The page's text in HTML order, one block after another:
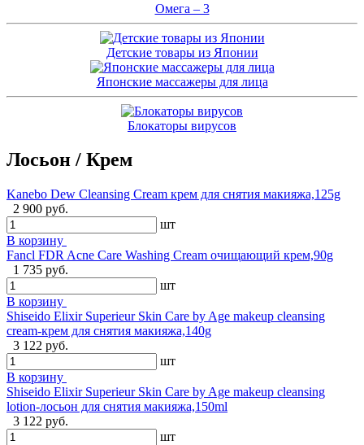
Омега – 3
Детские товары из Японии
Японские массажеры для лица
Блокаторы вирусов
Лосьон / Крем
Kanebo Dew Cleansing Cream крем для снятия макияжа,125g
2 900 руб.
шт
В корзину
Fancl FDR Acne Care Washing Cream очищающий крем,90g
1 735 руб.
шт
В корзину
Shiseido Elixir Superieur Skin Care by Age makeup cleansing
cream-крем для снятия макияжа,140g
3 122 руб.
шт
В корзину
Shiseido Elixir Superieur Skin Care by Age makeup cleansing
lotion-лосьон для снятия макияжа,150ml
3 122 руб.
шт